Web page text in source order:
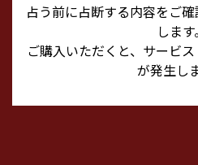
占う前に占断する内容をご
します。
ご購入いただくと、サービ
が発生し